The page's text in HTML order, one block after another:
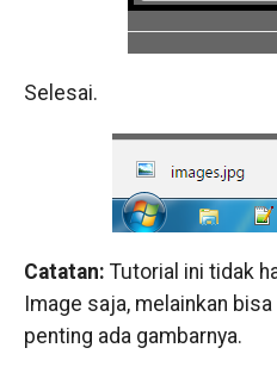
Selesai.
Catatan: Tutorial ini tidak
Image saja, melainkan
penting ada gambarnya.